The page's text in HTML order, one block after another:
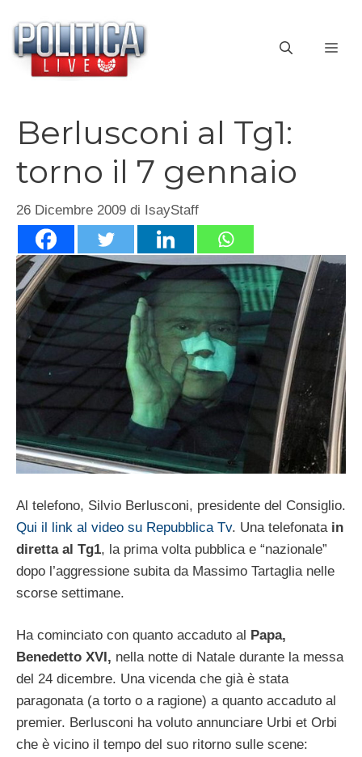
contenuto
Berlusconi al Tg1:
torno il 7 gennaio
26 Dicembre 2009 di IsayStaff
Al telefono, Silvio Berlusconi, presidente del Consiglio.
Qui il link al video su Repubblica Tv. Una telefonata in
diretta al Tg1, la prima volta pubblica e “nazionale”
dopo l’aggressione subita da Massimo Tartaglia nelle
scorse settimane.
Ha cominciato con quanto accaduto al Papa,
Benedetto XVI, nella notte di Natale durante la messa
del 24 dicembre. Una vicenda che già è stata
paragonata (a torto o a ragione) a quanto accaduto al
premier. Berlusconi ha voluto annunciare Urbi et Orbi
che è vicino il tempo del suo ritorno sulle scene: